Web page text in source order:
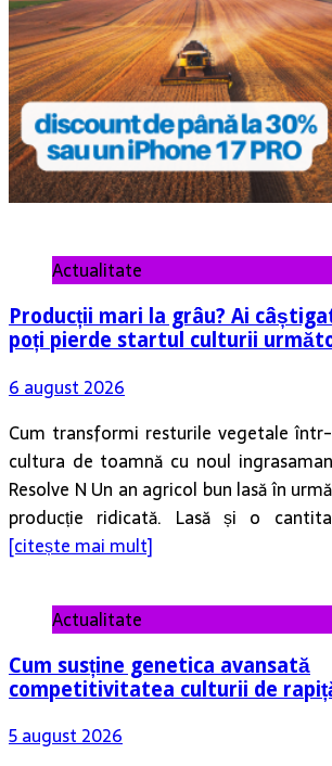
Actualitate
Producții mari la grâu? Ai
poți pierde startul culturii
6 august 2026
Cum transformi resturile vegetale
cultura de toamnă cu noul
Resolve N Un an agricol bun lasă în
producție ridicată. Lasă și o
[citește mai mult]
Actualitate
Cum susține genetica avansată
competitivitatea culturii de
5 august 2026